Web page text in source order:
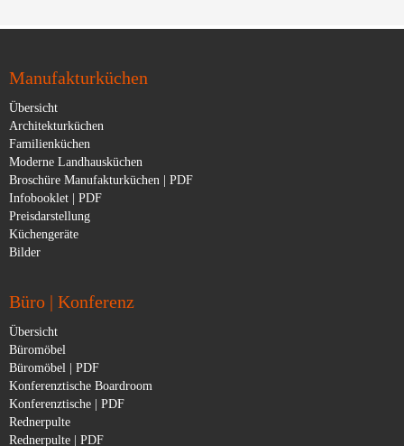
Manufakturküchen
Übersicht
Architekturküchen
Familienküchen
Moderne Landhausküchen
Broschüre Manufakturküchen | PDF
Infobooklet | PDF
Preisdarstellung
Küchengeräte
Bilder
Büro | Konferenz
Übersicht
Büromöbel
Büromöbel | PDF
Konferenztische Boardroom
Konferenztische | PDF
Rednerpulte
Rednerpulte | PDF